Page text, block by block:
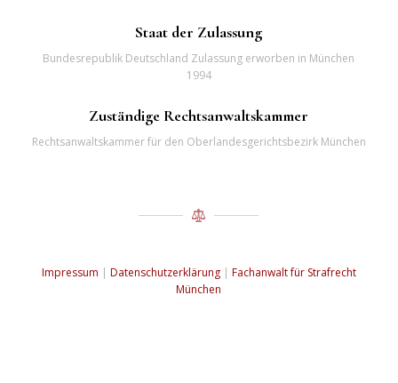
Staat der Zulassung
Bundesrepublik Deutschland Zulassung erworben in München
1994
Zuständige Rechtsanwaltskammer
Rechtsanwaltskammer für den Oberlandesgerichtsbezirk München
Impressum | Datenschutzerklärung| Fachanwalt für Strafrecht
München